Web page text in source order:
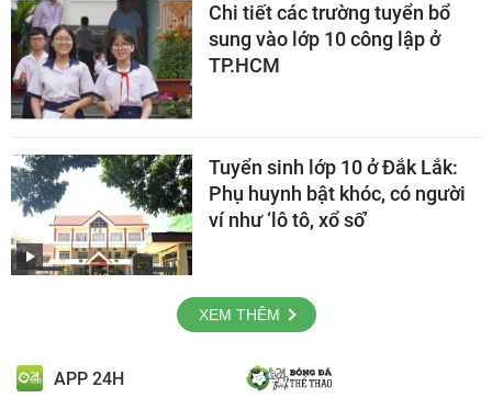
Chi tiết các trường tuyển bổ
sung vào lớp 10 công lập ở
TP.HCM
Tuyển sinh lớp 10 ở Đắk Lắk:
Phụ huynh bật khóc, có người
ví như ‘lô tô, xổ số’
XEM THÊM
APP 24H